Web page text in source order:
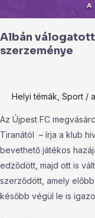
Albán
szerzeménye
Helyi témák Sport /
Az Újpest FC
Tiranától – írja a klub
bevethető játékos
edződött, majd ott is
szerződött, amely
később végül le is